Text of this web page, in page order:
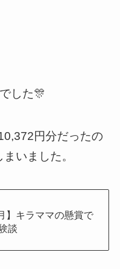
した🎊
円分だったの
いました。
】キラママの懸賞で
談